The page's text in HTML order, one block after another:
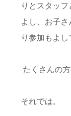
りとスタッ
よし、お子
り参加もよし
たくさんの
それでは。